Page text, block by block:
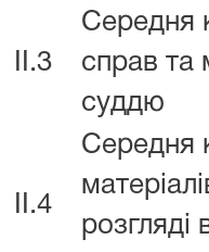
II.3
Середня
справ та
суддю
II.4
Середня
розгляді